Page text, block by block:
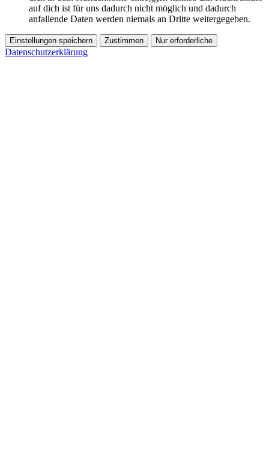
auf dich ist für uns dadurch nicht möglich und dadurch
anfallende Daten werden niemals an Dritte weitergegeben.
Einstellungen speichern Zustimmen Nur erforderliche
Datenschutzerklärung